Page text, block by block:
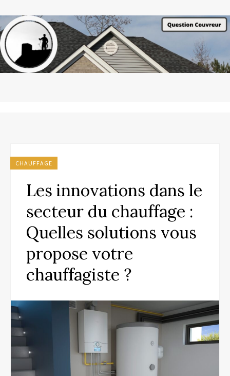
CHAUFFAGE
Les innovations dans le
secteur du chauffage :
Quelles solutions vous
propose votre
chauffagiste ?